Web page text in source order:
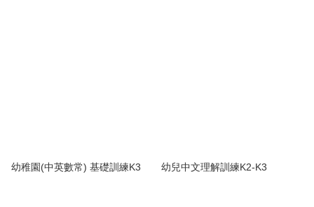
幼稚園(中英數常) 基礎訓練K3 幼兒中文理解訓練K2-K3